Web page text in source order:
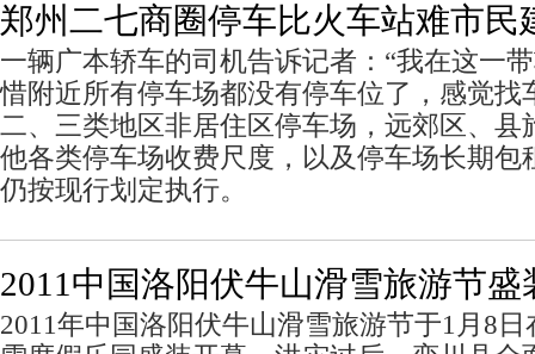
郑州二七商圈停车比火车站难市民
一辆广本轿车的司机告诉记者：“我在这一
惜附近所有停车场都没有停车位了，感觉找
二、三类地区非居住区停车场，远郊区、县
他各类停车场收费尺度，以及停车场长期包
仍按现行划定执行。
2011中国洛阳伏牛山滑雪旅游节盛
2011年中国洛阳伏牛山滑雪旅游节于1月8